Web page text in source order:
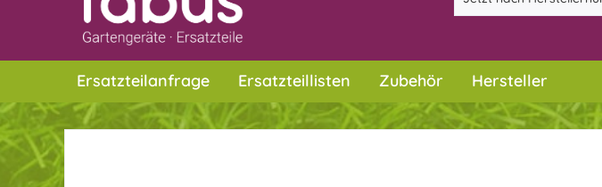
Ersatzteilanfrage Ersatzteillisten Zubehör Hersteller